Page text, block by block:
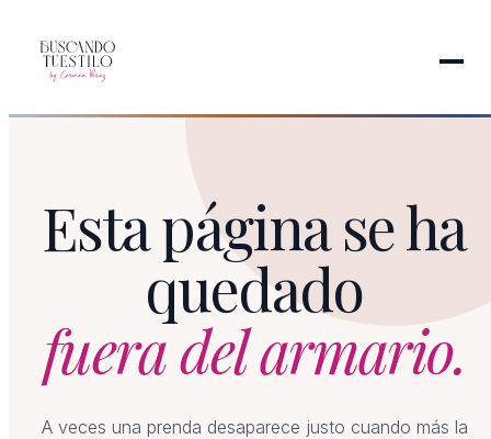
Esta página se ha
quedado
fuera del armario.
A veces una prenda desaparece justo cuando más la